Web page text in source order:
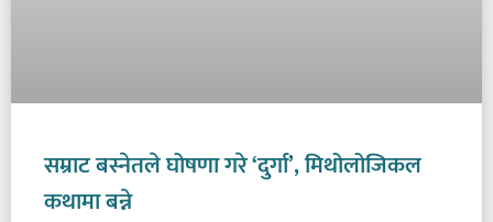
सम्राट बस्नेतले घोषणा गरे ‘दुर्गा’, मिथोलोजिकल
कथामा बन्ने